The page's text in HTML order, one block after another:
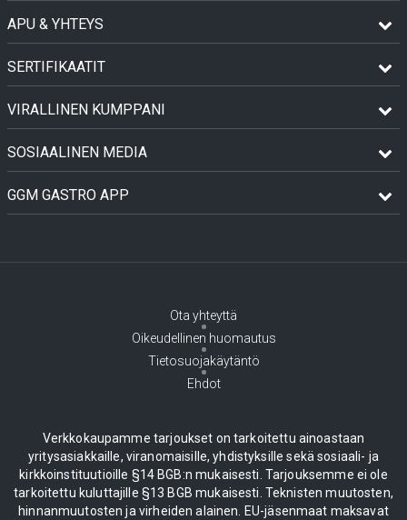
APU & YHTEYS
SERTIFIKAATIT
VIRALLINEN KUMPPANI
SOSIAALINEN MEDIA
GGM GASTRO APP
Ota yhteyttä
Oikeudellinen huomautus
Tietosuojakäytäntö
Ehdot
Verkkokaupamme tarjoukset on tarkoitettu ainoastaan
yritysasiakkaille, viranomaisille, yhdistyksille sekä sosiaali- ja
kirkkoinstituutioille §14 BGB:n mukaisesti. Tarjouksemme ei ole
tarkoitettu kuluttajille §13 BGB mukaisesti. Teknisten muutosten,
hinnanmuutosten ja virheiden alainen. EU-jäsenmaat maksavat